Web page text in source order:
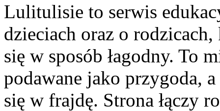
Lulitulisie to serwis
dzieciach oraz o
się w sposób łagodny. To
podawane jako przygoda,
się w frajdę. Strona łączy